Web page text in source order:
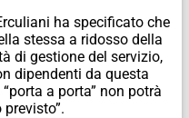
ha specificato che
stessa a ridosso della
di gestione del servizio,
dipendenti da questa
a porta” non potrà